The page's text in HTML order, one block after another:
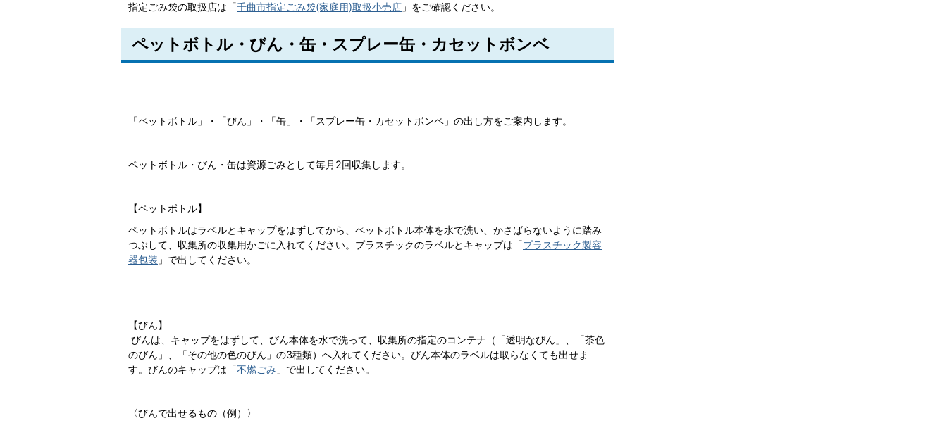
指定ごみ袋の取扱店は「千曲市指定ごみ袋(家庭用)取扱小売店 」をご確認ください。
ペットボトル・びん・缶・スプレー缶・カセットボンベ
「ペットボトル」・「びん」・「缶」・「スプレー缶・カセットボンベ」の出し方をご案内します。
ペットボトル・びん・缶は資源ごみとして毎月2回収集します。
【ペットボトル】
ペットボトルはラベルとキャップをはずしてから、ペットボトル本体を水で洗い、かさばらないように踏み
つぶして、収集所の収集用かごに入れてください。プラスチックのラベルとキャップは「プラスチック製容
器包装 」で出してください。
【びん】
びんは、キャップをはずして、びん本体を水で洗って、収集所の指定のコンテナ（「透明なびん」、「茶色
のびん」、「その他の色のびん」の3種類）へ入れてください。びん本体のラベルは取らなくても出せま
す。びんのキャップは「不燃ごみ 」で出してください。
〈びんで出せるもの（例）〉